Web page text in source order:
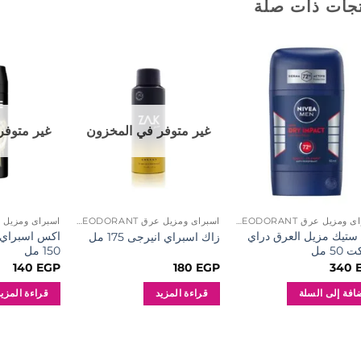
ذات صلة
اسبراى ومزيل عرق SPRAY AND DEODORANT
ستيك مزيل العرق دراي
50 مل
340
إلى السلة
غير متوفر في المخزون
اسبراى ومزيل عرق SPRAY AND DEODORANT
زاك اسبراي انيرجى 175 مل
180 EGP
قراءة المزيد
غير
اكس اسبراي
150 مل
140 EGP
قراءة